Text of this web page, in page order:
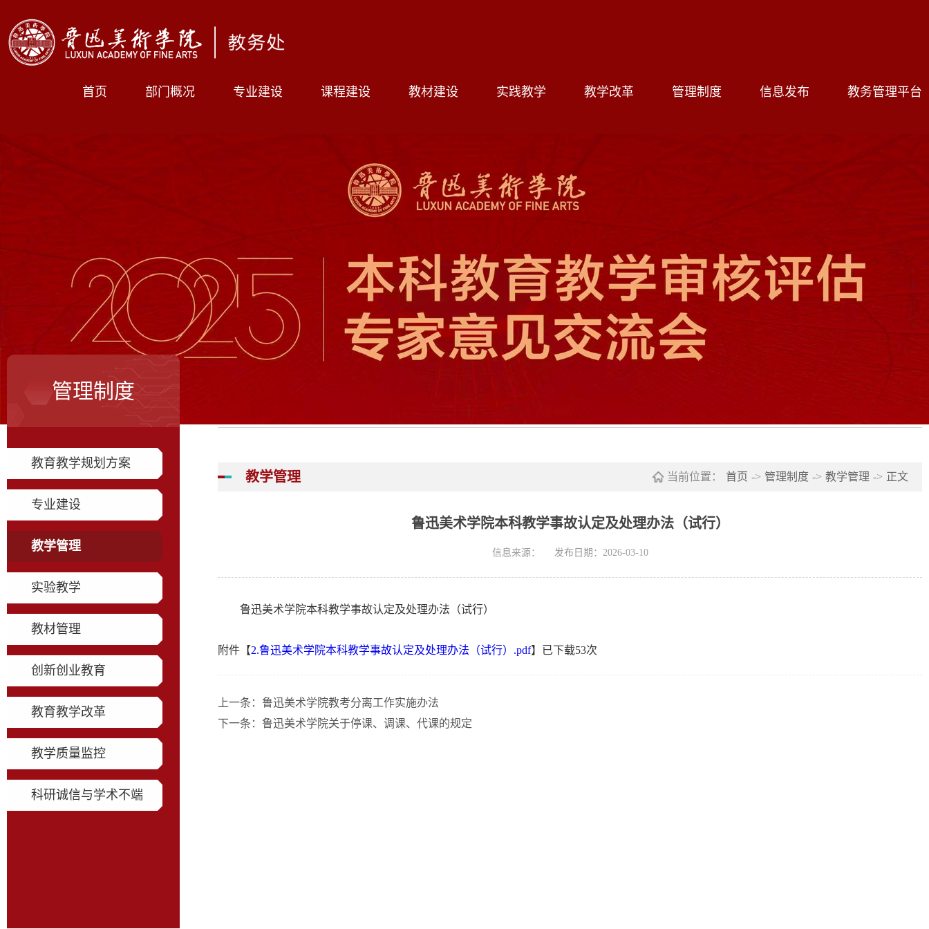
首页 部门概况 专业建设 课程建设 教材建设 实践教学 教学改革 管理制度 信息发布 教务管理平台
管理制度
教育教学规划方案
专业建设
教学管理
实验教学
教材管理
创新创业教育
教育教学改革
教学质量监控
科研诚信与学术不端
教学管理 当前位置： 首页 -> 管理制度 -> 教学管理 -> 正文
鲁迅美术学院本科教学事故认定及处理办法（试行）
信息来源： 发布日期：2026-03-10
鲁迅美术学院本科教学事故认定及处理办法（试行）
附件【2.鲁迅美术学院本科教学事故认定及处理办法（试行）.pdf】已下载53次
上一条： 鲁迅美术学院教考分离工作实施办法
下一条： 鲁迅美术学院关于停课、调课、代课的规定